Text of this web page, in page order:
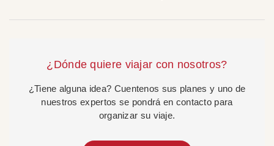
¿Dónde quiere viajar con nosotros?
¿Tiene alguna idea? Cuentenos sus planes y uno de
nuestros expertos se pondrá en contacto para
organizar su viaje.